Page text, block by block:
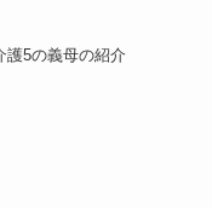
護5の義母の紹介